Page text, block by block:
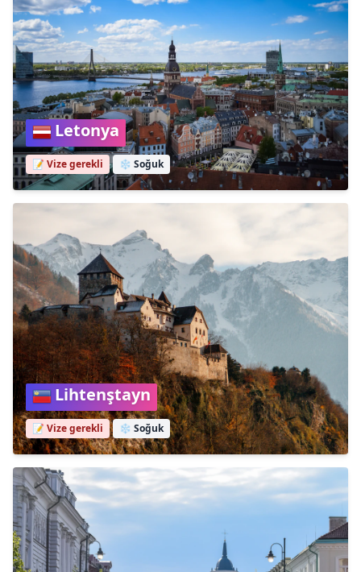
Letonya
📝 Vize gerekli ❄️ Soğuk
Lihtenştayn
📝 Vize gerekli ❄️ Soğuk